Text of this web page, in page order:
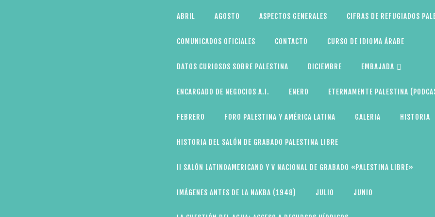
ABRIL AGOSTO ASPECTOS GENERALES CIFRAS DE REFUGIADOS
COMUNICADOS OFICIALES CONTACTO CURSO DE IDIOMA ÁRABE
DATOS CURIOSOS SOBRE PALESTINA DICIEMBRE EMBAJADA
ENCARGADO DE NEGOCIOS A.I. ENERO ETERNAMENTE PALESTINA
FEBRERO FORO PALESTINA Y AMÉRICA LATINA GALERIA HISTORIA
HISTORIA DEL SALÓN DE GRABADO PALESTINA LIBRE
II SALÓN LATINOAMERICANO Y V NACIONAL DE GRABADO «PALESTINA LIBRE»
IMÁGENES ANTES DE LA NAKBA (1948) JULIO JUNIO